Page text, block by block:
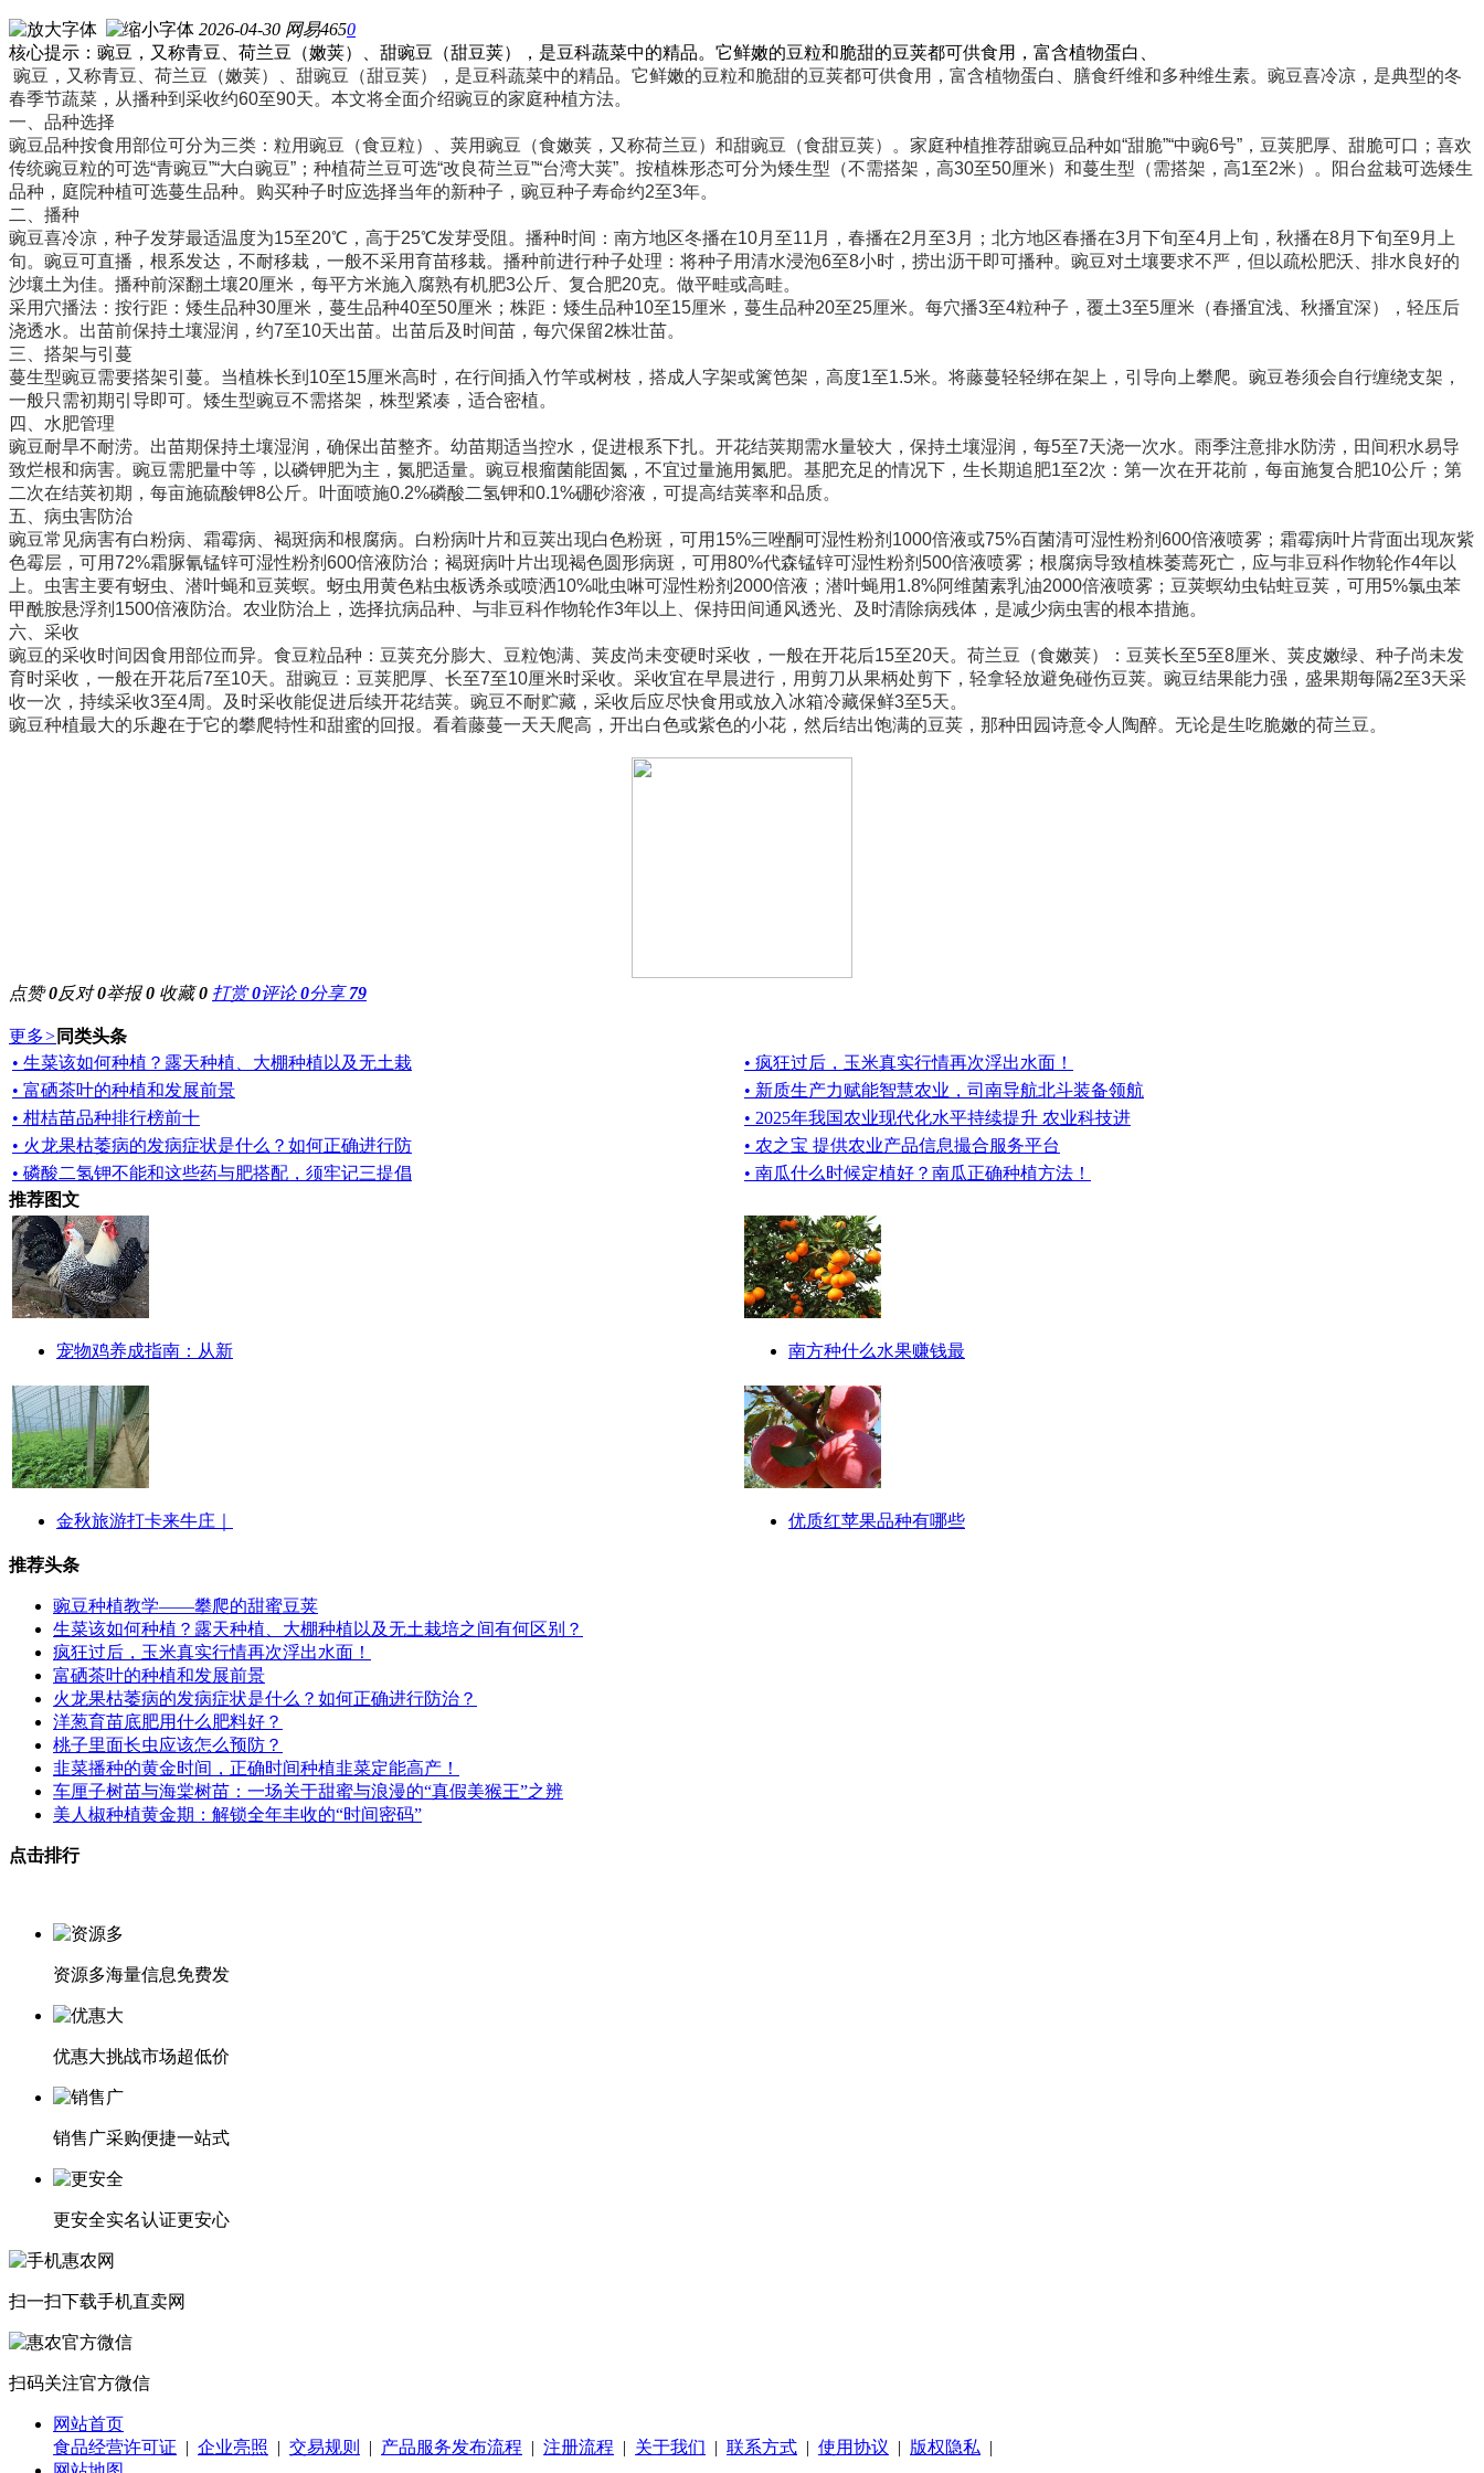
2026-04-30 网易4650
核心提示：豌豆，又称青豆、荷兰豆（嫩荚）、甜豌豆（甜豆荚），是豆科蔬菜中的精品。它鲜嫩的豆粒和脆甜的豆荚都可供食用，富含植物蛋白、
豌豆，又称青豆、荷兰豆（嫩荚）、甜豌豆（甜豆荚），是豆科蔬菜中的精品。它鲜嫩的豆粒和脆甜的豆荚都可供食用，富含植物蛋白、膳食纤维和多种维生素。豌豆喜冷凉，是典型的冬
春季节蔬菜，从播种到采收约60至90天。本文将全面介绍豌豆的家庭种植方法。
一、品种选择
豌豆品种按食用部位可分为三类：粒用豌豆（食豆粒）、荚用豌豆（食嫩荚，又称荷兰豆）和甜豌豆（食甜豆荚）。家庭种植推荐甜豌豆品种如“甜脆”“中豌6号”，豆荚肥厚、甜脆可口；喜欢
传统豌豆粒的可选“青豌豆”“大白豌豆”；种植荷兰豆可选“改良荷兰豆”“台湾大荚”。按植株形态可分为矮生型（不需搭架，高30至50厘米）和蔓生型（需搭架，高1至2米）。阳台盆栽可选矮生
品种，庭院种植可选蔓生品种。购买种子时应选择当年的新种子，豌豆种子寿命约2至3年。
二、播种
豌豆喜冷凉，种子发芽最适温度为15至20℃，高于25℃发芽受阻。播种时间：南方地区冬播在10月至11月，春播在2月至3月；北方地区春播在3月下旬至4月上旬，秋播在8月下旬至9月上
旬。豌豆可直播，根系发达，不耐移栽，一般不采用育苗移栽。播种前进行种子处理：将种子用清水浸泡6至8小时，捞出沥干即可播种。豌豆对土壤要求不严，但以疏松肥沃、排水良好的
沙壤土为佳。播种前深翻土壤20厘米，每平方米施入腐熟有机肥3公斤、复合肥20克。做平畦或高畦。
采用穴播法：按行距：矮生品种30厘米，蔓生品种40至50厘米；株距：矮生品种10至15厘米，蔓生品种20至25厘米。每穴播3至4粒种子，覆土3至5厘米（春播宜浅、秋播宜深），轻压后
浇透水。出苗前保持土壤湿润，约7至10天出苗。出苗后及时间苗，每穴保留2株壮苗。
三、搭架与引蔓
蔓生型豌豆需要搭架引蔓。当植株长到10至15厘米高时，在行间插入竹竿或树枝，搭成人字架或篱笆架，高度1至1.5米。将藤蔓轻轻绑在架上，引导向上攀爬。豌豆卷须会自行缠绕支架，
一般只需初期引导即可。矮生型豌豆不需搭架，株型紧凑，适合密植。
四、水肥管理
豌豆耐旱不耐涝。出苗期保持土壤湿润，确保出苗整齐。幼苗期适当控水，促进根系下扎。开花结荚期需水量较大，保持土壤湿润，每5至7天浇一次水。雨季注意排水防涝，田间积水易导
致烂根和病害。豌豆需肥量中等，以磷钾肥为主，氮肥适量。豌豆根瘤菌能固氮，不宜过量施用氮肥。基肥充足的情况下，生长期追肥1至2次：第一次在开花前，每亩施复合肥10公斤；第
二次在结荚初期，每亩施硫酸钾8公斤。叶面喷施0.2%磷酸二氢钾和0.1%硼砂溶液，可提高结荚率和品质。
五、病虫害防治
豌豆常见病害有白粉病、霜霉病、褐斑病和根腐病。白粉病叶片和豆荚出现白色粉斑，可用15%三唑酮可湿性粉剂1000倍液或75%百菌清可湿性粉剂600倍液喷雾；霜霉病叶片背面出现灰紫
色霉层，可用72%霜脲氰锰锌可湿性粉剂600倍液防治；褐斑病叶片出现褐色圆形病斑，可用80%代森锰锌可湿性粉剂500倍液喷雾；根腐病导致植株萎蔫死亡，应与非豆科作物轮作4年以
上。虫害主要有蚜虫、潜叶蝇和豆荚螟。蚜虫用黄色粘虫板诱杀或喷洒10%吡虫啉可湿性粉剂2000倍液；潜叶蝇用1.8%阿维菌素乳油2000倍液喷雾；豆荚螟幼虫钻蛀豆荚，可用5%氯虫苯
甲酰胺悬浮剂1500倍液防治。农业防治上，选择抗病品种、与非豆科作物轮作3年以上、保持田间通风透光、及时清除病残体，是减少病虫害的根本措施。
六、采收
豌豆的采收时间因食用部位而异。食豆粒品种：豆荚充分膨大、豆粒饱满、荚皮尚未变硬时采收，一般在开花后15至20天。荷兰豆（食嫩荚）：豆荚长至5至8厘米、荚皮嫩绿、种子尚未发
育时采收，一般在开花后7至10天。甜豌豆：豆荚肥厚、长至7至10厘米时采收。采收宜在早晨进行，用剪刀从果柄处剪下，轻拿轻放避免碰伤豆荚。豌豆结果能力强，盛果期每隔2至3天采
收一次，持续采收3至4周。及时采收能促进后续开花结荚。豌豆不耐贮藏，采收后应尽快食用或放入冰箱冷藏保鲜3至5天。
豌豆种植最大的乐趣在于它的攀爬特性和甜蜜的回报。看着藤蔓一天天爬高，开出白色或紫色的小花，然后结出饱满的豆荚，那种田园诗意令人陶醉。无论是生吃脆嫩的荷兰豆。
点赞0反对0举报0 收藏0 打赏0评论0分享79
更多> 同类头条
• 生菜该如何种植？露天种植、大棚种植以及无土栽
• 疯狂过后，玉米真实行情再次浮出水面！
• 富硒茶叶的种植和发展前景
• 新质生产力赋能智慧农业，司南导航北斗装备领航
• 柑桔苗品种排行榜前十
• 2025年我国农业现代化水平持续提升 农业科技进
• 火龙果枯萎病的发病症状是什么？如何正确进行防
• 农之宝 提供农业产品信息撮合服务平台
• 磷酸二氢钾不能和这些药与肥搭配，须牢记三提倡
• 南瓜什么时候定植好？南瓜正确种植方法！
推荐图文
宠物鸡养成指南：从新 南方种什么水果赚钱最
金秋旅游打卡来牛庄｜ 优质红苹果品种有哪些
推荐头条
豌豆种植教学——攀爬的甜蜜豆荚
生菜该如何种植？露天种植、大棚种植以及无土栽培之间有何区别？
疯狂过后，玉米真实行情再次浮出水面！
富硒茶叶的种植和发展前景
火龙果枯萎病的发病症状是什么？如何正确进行防治？
洋葱育苗底肥用什么肥料好？
桃子里面长虫应该怎么预防？
韭菜播种的黄金时间，正确时间种植韭菜定能高产！
车厘子树苗与海棠树苗：一场关于甜蜜与浪漫的“真假美猴王”之辨
美人椒种植黄金期：解锁全年丰收的“时间密码”
点击排行
资源多海量信息免费发
优惠大挑战市场超低价
销售广采购便捷一站式
更安全实名认证更安心
扫一扫下载手机直卖网
扫码关注官方微信
网站首页
食品经营许可证 | 企业亮照 | 交易规则 | 产品服务发布流程 | 注册流程 | 关于我们 | 联系方式 | 使用协议 | 版权隐私 |